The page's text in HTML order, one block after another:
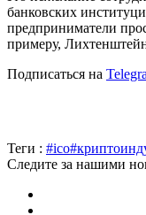
банковских
предприниматели
примеру,
Подписаться на
Теги : #ico
Следите за нашими